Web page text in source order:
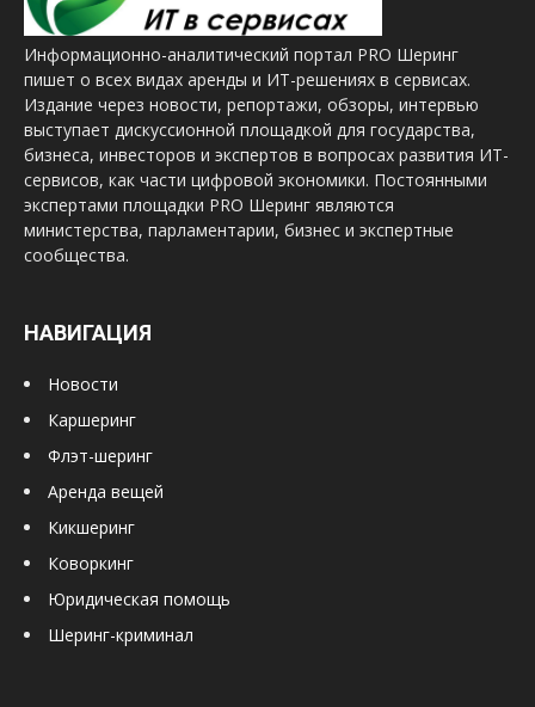
Информационно-аналитический портал PRO Шеринг
пишет о всех видах аренды и ИТ-решениях в сервисах.
Издание через новости, репортажи, обзоры, интервью
выступает дискуссионной площадкой для государства,
бизнеса, инвесторов и экспертов в вопросах развития ИТ-
сервисов, как части цифровой экономики. Постоянными
экспертами площадки PRO Шеринг являются
министерства, парламентарии, бизнес и экспертные
сообщества.
НАВИГАЦИЯ
Новости
Каршеринг
Флэт-шеринг
Аренда вещей
Кикшеринг
Коворкинг
Юридическая помощь
Шеринг-криминал